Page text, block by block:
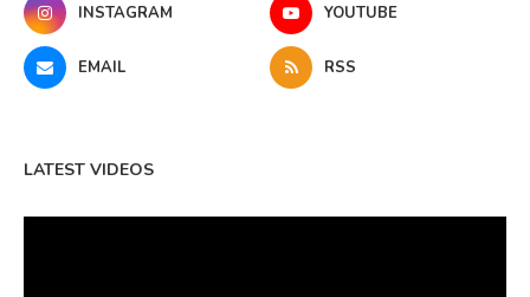
INSTAGRAM YOUTUBE
EMAIL RSS
LATEST VIDEOS